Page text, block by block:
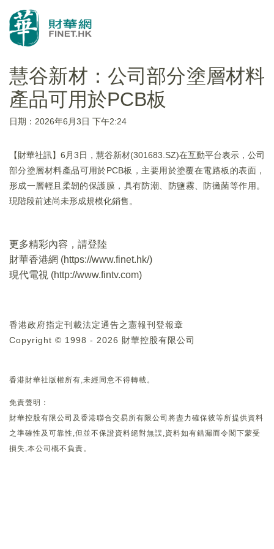
慧谷新材：公司部分塗層材料
產品可用於PCB板
日期：2026年6月3日 下午2:24
【財華社訊】6月3日，慧谷新材(301683.SZ)在互動平台表示，公司
部分塗層材料產品可用於PCB板，主要用於塗覆在電路板的表面，
形成一層輕且柔韌的保護膜，具有防潮、防鹽霧、防黴菌等作用。
現階段前述尚未形成規模化銷售。
更多精彩內容，請登陸
財華香港網 (https://www.finet.hk/)
現代電視 (http://www.fintv.com)
香港政府指定刊載法定通告之憲報刊登報章
Copyright © 1998 - 2026 財華控股有限公司
香港財華社版權所有,未經同意不得轉載。
免責聲明：
財華控股有限公司及香港聯合交易所有限公司將盡力確保彼等所提供資料
之準確性及可靠性,但並不保證資料絕對無誤,資料如有錯漏而令閣下蒙受
損失,本公司概不負責。